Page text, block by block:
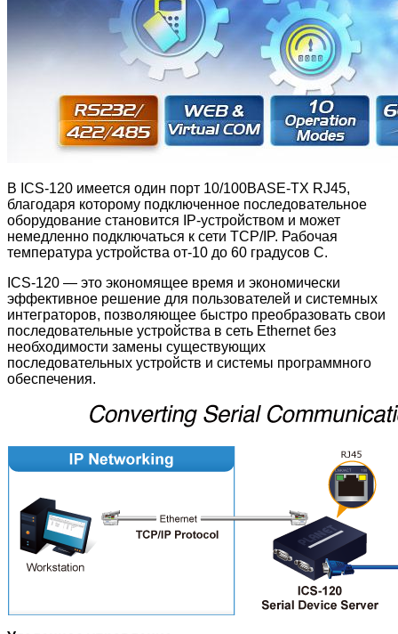
В ICS-120 имеется один порт 10/100BASE-TX RJ45,
благодаря которому подключенное последовательное
оборудование становится IP-устройством и может
немедленно подключаться к сети TCP/IP. Рабочая
температура устройства от-10 до 60 градусов C.
ICS-120 — это экономящее время и экономически
эффективное решение для пользователей и системных
интеграторов, позволяющее быстро преобразовать свои
последовательные устройства в сеть Ethernet без
необходимости замены существующих
последовательных устройств и системы программного
обеспечения.